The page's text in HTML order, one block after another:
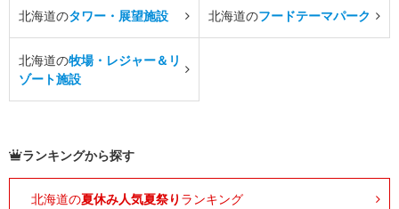
北海道のタワー・展望施設 北海道のフードテーマパーク
北海道の牧場・レジャー＆リ
ゾート施設
ランキングから探す
北海道の夏休み人気夏祭り ランキング